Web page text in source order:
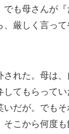
でも母さんが
、厳しく言っ
れた。母は、
してもらって
いだが。でも
そこから何度も